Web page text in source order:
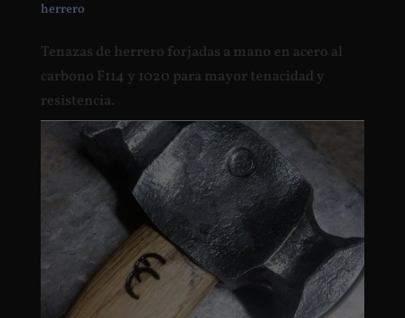
herrero
Tenazas de herrero forjadas a mano en acero al
carbono F114 y 1020 para mayor tenacidad y
resistencia.